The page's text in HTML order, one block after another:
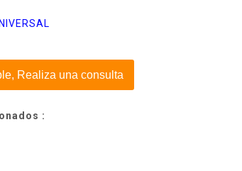
Realiza una consulta
: